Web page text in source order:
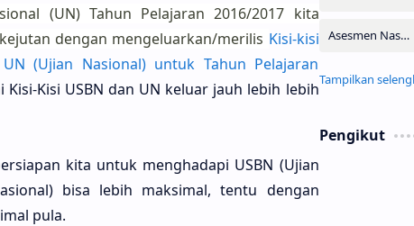
(UN) Tahun Pelajaran 2016/2017 kita
dengan mengeluarkan/merilis Kisi-kisi
(Ujian Nasional) untuk Tahun Pelajaran
Kisi USBN dan UN keluar jauh lebih lebih
kita untuk menghadapi USBN (Ujian
bisa lebih maksimal, tentu dengan
pula.
Pengikut